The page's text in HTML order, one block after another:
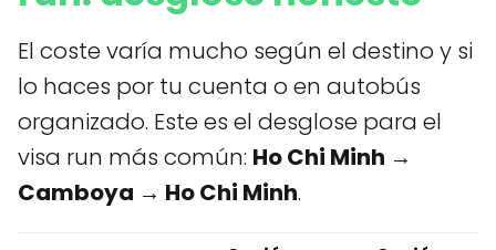
El coste varía mucho según el destino y si
lo haces por tu cuenta o en autobús
organizado. Este es el desglose para el
visa run más común: Ho Chi Minh →
Camboya → Ho Chi Minh.